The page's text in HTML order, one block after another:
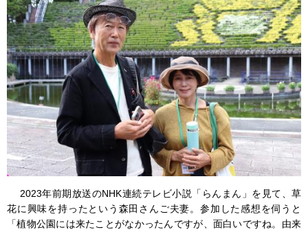
2023年前期放送のNHK連続テレビ小説「らんまん」を見て、草
花に興味を持ったという森田さんご夫妻。参加した感想を伺うと
「植物公園には来たことがなかったんですが、面白いですね。由来